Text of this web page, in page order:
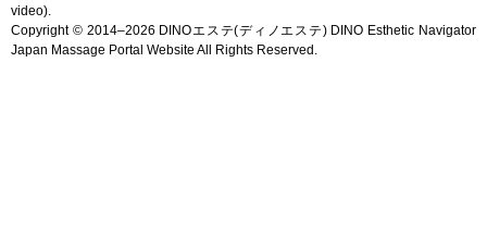
video).
Copyright © 2014–2026 DINOエステ(ディノエステ) DINO Esthetic Navigator
Japan Massage Portal Website All Rights Reserved.